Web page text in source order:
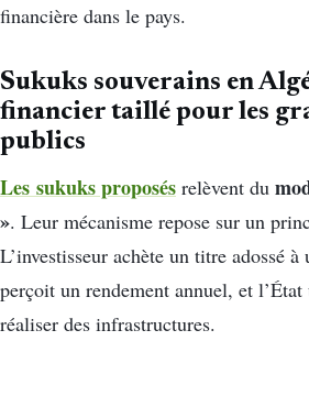
financière dans le pays.
Sukuks souverains en
financier taillé pour les
publics
Les sukuks proposés relèvent du
». Leur mécanisme repose sur un
L’investisseur achète un titre adossé
perçoit un rendement annuel, et
réaliser des infrastructures.